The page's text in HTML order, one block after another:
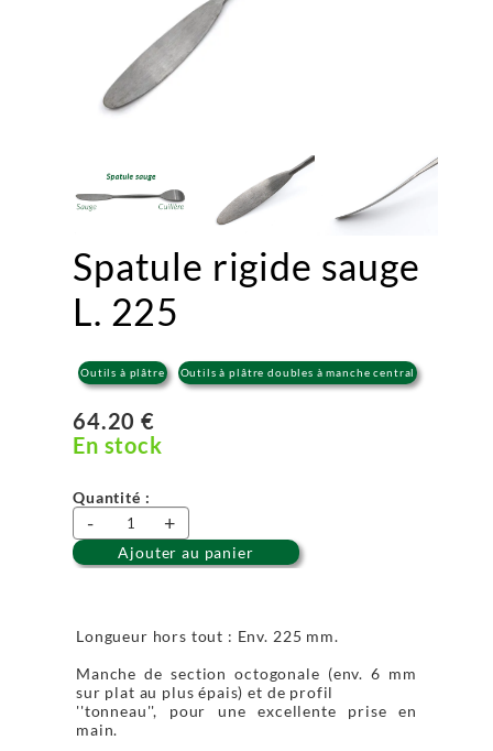
Spatule rigide sauge
L. 225
Outils à plâtre Outils à plâtre doubles à manche central
64.20 €
En stock
Quantité :
- +
Ajouter au panier
Longueur hors tout : Env. 225 mm.
Manche de section octogonale (env. 6 mm
sur plat au plus épais) et de profil
''tonneau'', pour une excellente prise en
main.